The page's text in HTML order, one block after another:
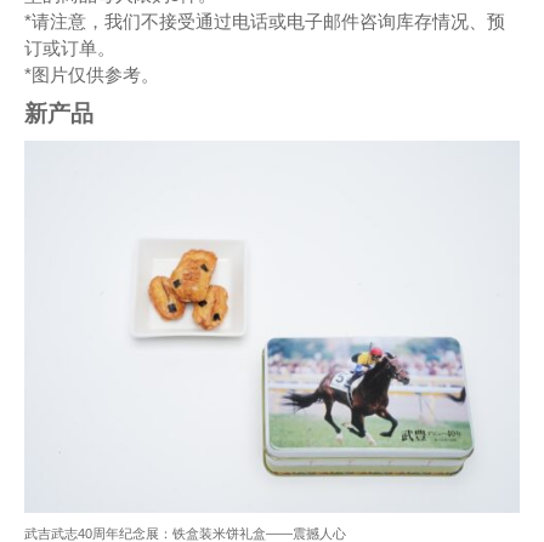
*请注意，我们不接受通过电话或电子邮件咨询库存情况、预
订或订单。
*图片仅供参考。
新产品
武吉武志40周年纪念展：铁盒装米饼礼盒——震撼人心